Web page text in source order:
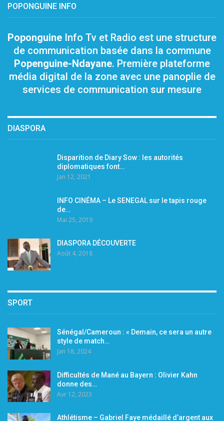
POPONGUINE INFO
Poponguine Info Tv et Radio est une structure
de communication basée dans la commune
Popenguine-Ndayane. Première plateforme
média digital de la zone avec une panoplie de
services de communication sur mesure
DIASPORA
Disparition de Diary Sow : les autorités
diplomatiques font…
Jan 12, 2021
INFO CINÉMA – Le SENEGAL sur le tapis rouge
de…
Mai 25, 2019
DIASPORA DÉCOUVERTE
Août 4, 2018
SPORT
Sénégal/Cameroun : « Demain, ce sera un autre
style de match…
Jan 18, 2024
Difficultés de Mané au Bayern : Olivier Kahn
donne des…
Avr 12, 2023
Athlétisme – Gabriel Faye médaillé d’argent aux